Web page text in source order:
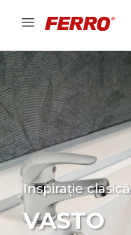
Inspirație clasică
VASTO